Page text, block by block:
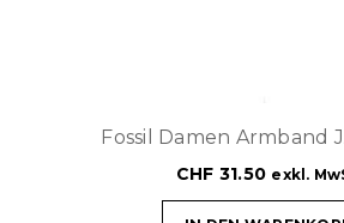
Fossil Damen Armband
CHF 31.50 exkl.